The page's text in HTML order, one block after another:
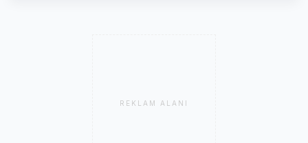
REKLAM ALANI